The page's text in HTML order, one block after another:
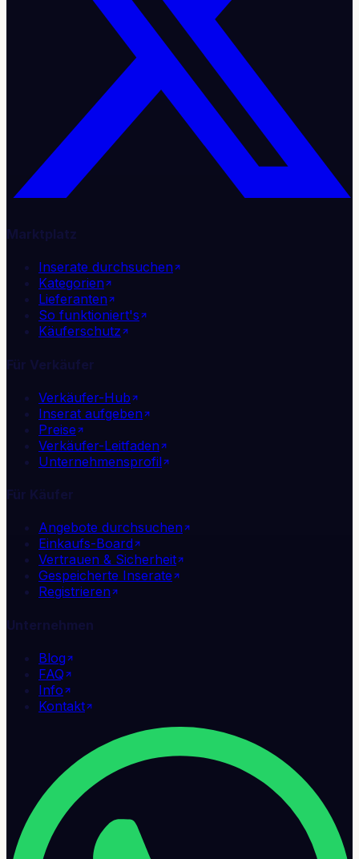
Marktplatz
Inserate durchsuchen
Kategorien
Lieferanten
So funktioniert's
Käuferschutz
Für Verkäufer
Verkäufer-Hub
Inserat aufgeben
Preise
Verkäufer-Leitfaden
Unternehmensprofil
Für Käufer
Angebote durchsuchen
Einkaufs-Board
Vertrauen & Sicherheit
Gespeicherte Inserate
Registrieren
Unternehmen
Blog
FAQ
Info
Kontakt